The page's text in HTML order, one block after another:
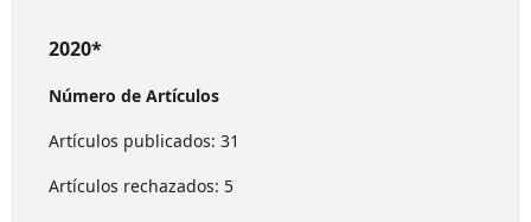
2020*
Número de Artículos
Artículos publicados: 31
Artículos rechazados: 5